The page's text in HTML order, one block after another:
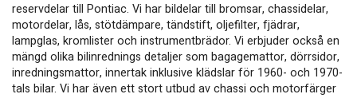
reservdelar till Pontiac. Vi har bildelar till bromsar, chassidelar,
motordelar, lås, stötdämpare, tändstift, oljefilter, fjädrar,
lampglas, kromlister och instrumentbrädor. Vi erbjuder också en
mängd olika bilinrednings detaljer som bagagemattor, dörrsidor,
inredningsmattor, innertak inklusive klädslar för 1960- och 1970-
tals bilar. Vi har även ett stort utbud av chassi och motorfärger